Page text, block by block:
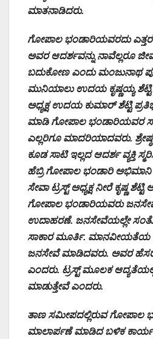
ಮಾತನಾಡಿದರು.
ಗೋಪಾಲ ಭಂಡಾರಿಯವರದು
ಅವರ ಆದರ್ಶವನ್ನು ನಾವೆಲ್ಲರೂ
ಬದುಕೋಣ ಎಂದು ಮಂಜುನಾಥ
ಮುನಿಯಾಲು ಉದಯ ಕೃಷ್ಣಯ್ಯ ಶೆಟ್ಟಿ
ಅಧ್ಯಕ್ಷ ಉದಯ ಕುಮಾರ್‌ ಶೆಟ್ಟಿ
ಮಾಡಿ ಗೋಪಾಲ ಭಂಡಾರಿಯವರ
ಎಲ್ಲರಿಗೂ ಮಾದರಿಯಾದವರು.
ಕೂಡ ಸಾಟಿ ಇಲ್ಲದ ಆದರ್ಶ ವ್ಯಕ್ತಿ
ಹೆಬ್ರಿ ಗೋಪಾಲ ಭಂಡಾರಿ ಅಭಿಮಾನಿ
ಸೇವಾ ಟ್ರಸ್ಟ್‌ ಅಧ್ಯಕ್ಷ ನೀರೆ ಕೃಷ್ಣ
ಗೋಪಾಲ ಭಂಡಾರಿಯವರು
ಉದಾಹರಣೆ. ಜನಸೇವೆಯಲ್ಲೇ
ಸಾಕಾರ ಮೂರ್ತಿ. ಮಾನವೀಯತೆಯ
ಜನಸೇವೆ ಮಾಡಿದವರು. ಅವರ ಹೆಸರ
ಎಂದರು. ಟ್ರಸ್ಟ್‌ ಮೂಲಕ
ಮಾಡುತ್ತೇವೆ ಎಂದರು.
ತಾಣ ಸಮೀಪದಲ್ಲಿರುವ ಗೋಪಾಲ
ಮಾಲಾರ್ಪಣೆ ಮಾಡಿದ ಬಳಿಕ